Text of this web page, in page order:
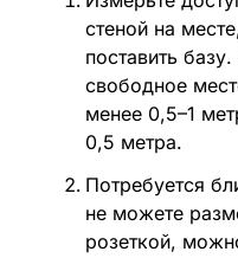
стеной на
поставить
свободное
менее 0,5–1
0,5 метра.
Потребуется
не можете
розеткой,